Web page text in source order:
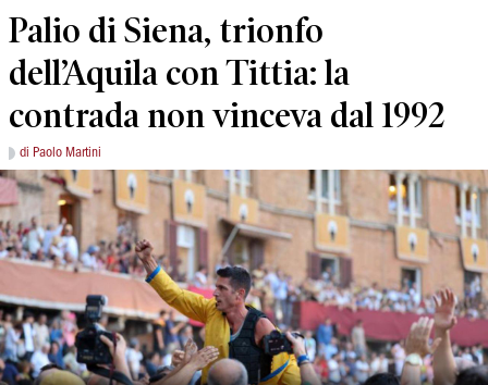
Palio di Siena, trionfo
dell’Aquila con Tittia: la
contrada non vinceva dal 1992
di Paolo Martini